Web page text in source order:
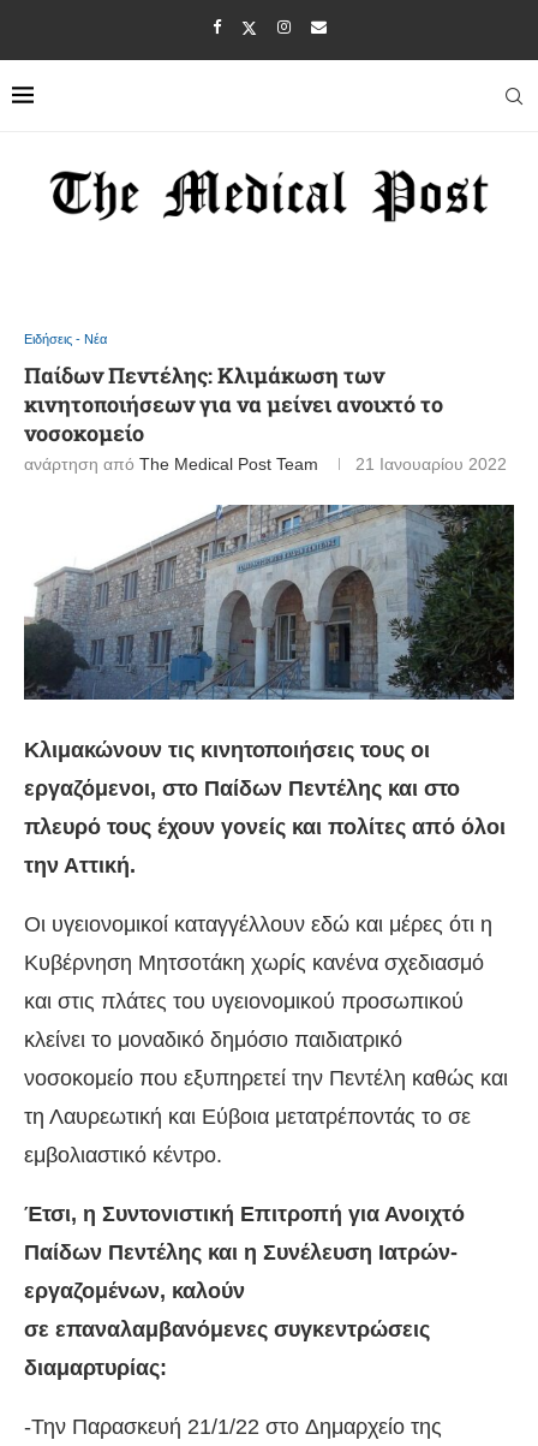
Ειδήσεις - Νέα
Παίδων Πεντέλης: Κλιμάκωση των
κινητοποιήσεων για να μείνει ανοιχτό το
νοσοκομείο
ανάρτηση από The Medical Post Team 21 Ιανουαρίου 2022
Κλιμακώνουν τις κινητοποιήσεις τους οι
εργαζόμενοι, στο Παίδων Πεντέλης και στο
πλευρό τους έχουν γονείς και πολίτες από όλοι
την Αττική.
Οι υγειονομικοί καταγγέλλουν εδώ και μέρες ότι η
Κυβέρνηση Μητσοτάκη χωρίς κανένα σχεδιασμό
και στις πλάτες του υγειονομικού προσωπικού
κλείνει το μοναδικό δημόσιο παιδιατρικό
νοσοκομείο που εξυπηρετεί την Πεντέλη καθώς και
τη Λαυρεωτική και Εύβοια μετατρέποντάς το σε
εμβολιαστικό κέντρο.
Έτσι, η Συντονιστική Επιτροπή για Ανοιχτό
Παίδων Πεντέλης και η Συνέλευση Ιατρών-
εργαζομένων, καλούν
σε επαναλαμβανόμενες συγκεντρώσεις
διαμαρτυρίας:
-Την Παρασκευή 21/1/22 στο Δημαρχείο της